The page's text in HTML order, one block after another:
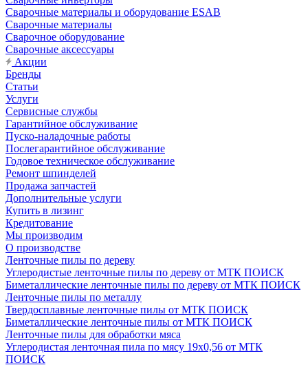
Сварочные материалы и оборудование ESAB
Сварочные материалы
Сварочное оборудование
Сварочные аксессуары
Акции
Бренды
Статьи
Услуги
Сервисные службы
Гарантийное обслуживание
Пуско-наладочные работы
Послегарантийное обслуживание
Годовое техническое обслуживание
Ремонт шпинделей
Продажа запчастей
Дополнительные услуги
Купить в лизинг
Кредитование
Мы производим
О производстве
Ленточные пилы по дереву
Углеродистые ленточные пилы по дереву от МТК ПОИСК
Биметаллические ленточные пилы по дереву от МТК ПОИСК
Ленточные пилы по металлу
Твердосплавные ленточные пилы от МТК ПОИСК
Биметаллические ленточные пилы от МТК ПОИСК
Ленточные пилы для обработки мяса
Углеродистая ленточная пила по мясу 19х0,56 от МТК
ПОИСК